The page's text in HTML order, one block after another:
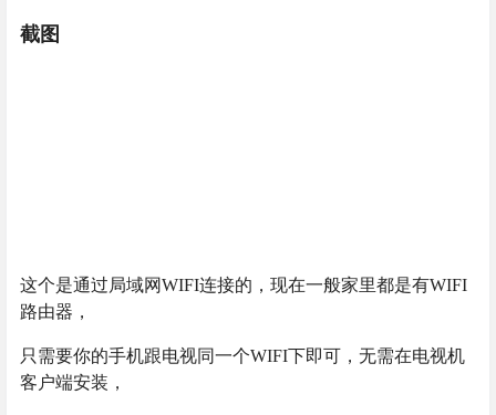
截图
这个是通过局域网WIFI连接的，现在一般家里都是有WIFI
路由器，
只需要你的手机跟电视同一个WIFI下即可，无需在电视机
客户端安装，